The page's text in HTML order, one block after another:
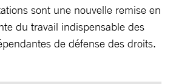
sont une nouvelle remise en
du travail indispensable des
de défense des droits.